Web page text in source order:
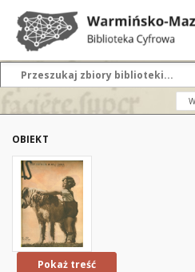
OBIEKT
Pokaż treść